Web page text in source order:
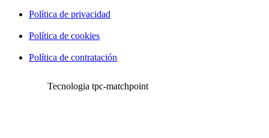
Política de privacidad
Política de cookies
Política de contratación
Tecnologia tpc-matchpoint